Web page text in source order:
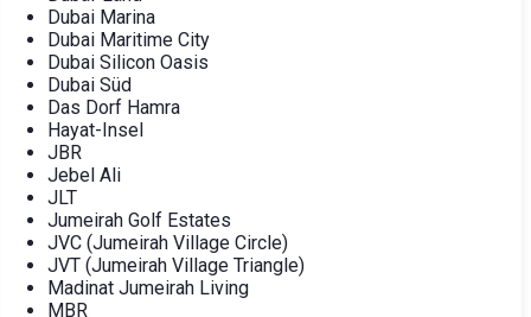
Dubai Marina
Dubai Maritime City
Dubai Silicon Oasis
Dubai Süd
Das Dorf Hamra
Hayat-Insel
JBR
Jebel Ali
JLT
Jumeirah Golf Estates
JVC (Jumeirah Village Circle)
JVT (Jumeirah Village Triangle)
Madinat Jumeirah Living
MBR